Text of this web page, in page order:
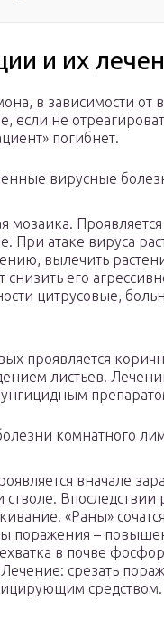
и их
в зависимости от
если не
погибнет.
вирусные
мозаика.
При атаке вируса
вылечить
снизить его
цитрусовые,
проявляется
листьев.
комнатного
вначале
стволе.
«Раны»
поражения –
в почве
срезать
средством.